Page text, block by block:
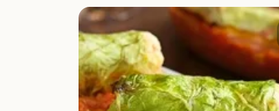
Dithmarscher Kohltage